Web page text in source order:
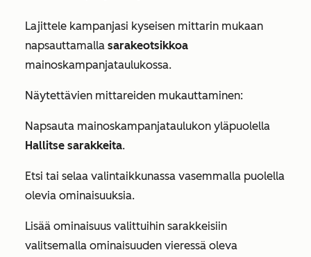
Lajittele kampanjasi kyseisen mittarin mukaan
napsauttamalla sarakeotsikkoa
mainoskampanjataulukossa.
Näytettävien mittareiden mukauttaminen:
Napsauta mainoskampanjataulukon yläpuolella
Hallitse sarakkeita.
Etsi tai selaa valintaikkunassa vasemmalla puolella
olevia ominaisuuksia.
Lisää ominaisuus valittuihin sarakkeisiin
valitsemalla ominaisuuden vieressä oleva